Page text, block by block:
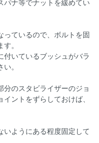
パナ等でナットを緩めてい
っているので、ボルトを固
。
いているブッシュがバラ
。
分のスタビライザーのジョ
ントをずらしておけば、
いようにある程度固定して